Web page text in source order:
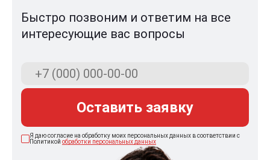
Быстро позвоним и ответим на все
интересующие вас вопросы
Оставить заявку
Я даю согласие на обработку моих персональных данных в соответствии с
Политикой обработки персональных данных